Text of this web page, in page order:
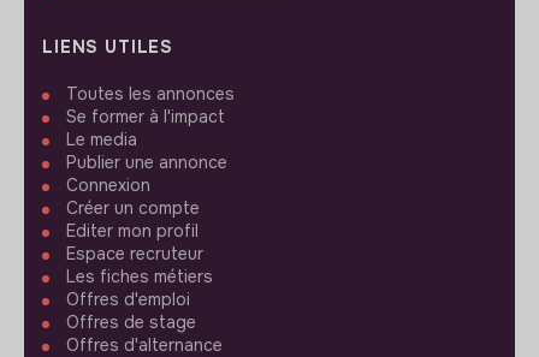
LIENS UTILES
Toutes les annonces
Se former à l'impact
Le media
Publier une annonce
Connexion
Créer un compte
Editer mon profil
Espace recruteur
Les fiches métiers
Offres d'emploi
Offres de stage
Offres d'alternance